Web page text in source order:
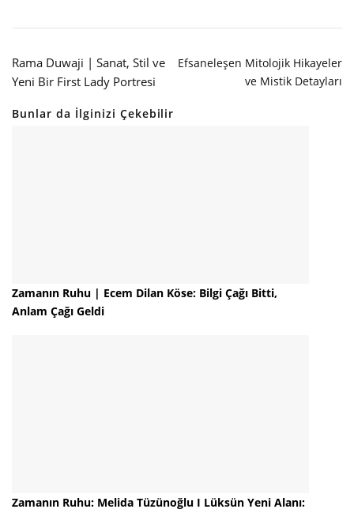
Rama Duwaji | Sanat, Stil ve
Yeni Bir First Lady Portresi
Efsaneleşen Mitolojik Hikayeler
ve Mistik Detayları
Bunlar da İlginizi Çekebilir
Zamanın Ruhu | Ecem Dilan Köse: Bilgi Çağı Bitti,
Anlam Çağı Geldi
Zamanın Ruhu: Melida Tüzünoğlu I Lüksün Yeni Alanı: